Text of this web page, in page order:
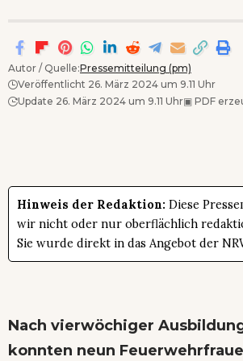
Autor / Quelle:Pressemitteilung (pm)
Veröffentlicht 26. März 2024 um 9.11 Uhr
Update 26. März 2024 um 9.11 Uhr▣ PDF
Hinweis der Redaktion: Diese
wir nicht oder nur oberflächlich
Sie wurde direkt in das Angebot der
Nach vierwöchiger
konnten neun